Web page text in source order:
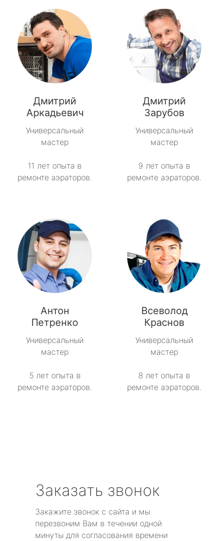
Дмитрий
Аркадьевич
Универсальный
мастер
11 лет опыта в
ремонте аэраторов.
Дмитрий
Зарубов
Универсальный
мастер
9 лет опыта в
ремонте аэраторов.
Антон
Петренко
Универсальный
мастер
5 лет опыта в
ремонте аэраторов.
Всеволод
Краснов
Универсальный
мастер
8 лет опыта в
ремонте аэраторов.
Заказать звонок
Закажите звонок с сайта и мы
перезвоним Вам в течении одной
минуты для согласования времени